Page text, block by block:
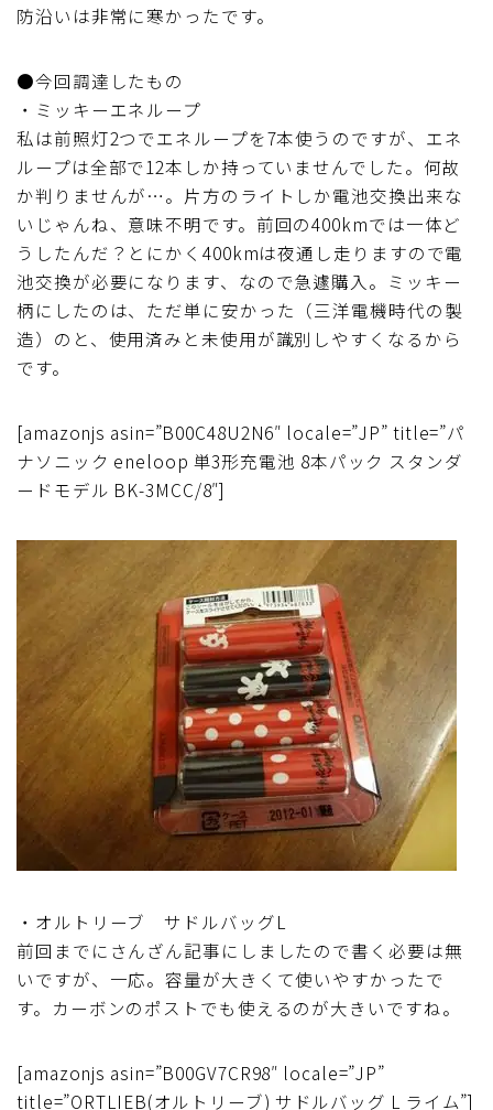
防沿いは非常に寒かったです。
●今回調達したもの
・ミッキーエネループ
私は前照灯2つでエネループを7本使うのですが、エネ
ループは全部で12本しか持っていませんでした。何故
か判りませんが…。片方のライトしか電池交換出来な
いじゃんね、意味不明です。前回の400kmでは一体ど
うしたんだ？とにかく400kmは夜通し走りますので電
池交換が必要になります、なので急遽購入。ミッキー
柄にしたのは、ただ単に安かった（三洋電機時代の製
造）のと、使用済みと未使用が識別しやすくなるから
です。
[amazonjs asin=”B00C48U2N6″ locale=”JP” title=”パ
ナソニック eneloop 単3形充電池 8本パック スタンダ
ードモデル BK-3MCC/8″]
・オルトリーブ サドルバッグL
前回までにさんざん記事にしましたので書く必要は無
いですが、一応。容量が大きくて使いやすかったで
す。カーボンのポストでも使えるのが大きいですね。
[amazonjs asin=”B00GV7CR98″ locale=”JP”
title=”ORTLIEB(オルトリーブ) サドルバッグ L ライム”]